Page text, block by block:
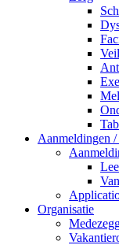
Aanmeldingen
Organisatie